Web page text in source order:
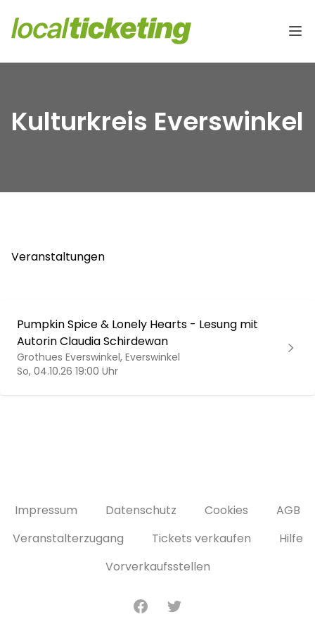
Kulturkreis Everswinkel
Veranstaltungen
Pumpkin Spice & Lonely Hearts - Lesung mit
Autorin Claudia Schirdewan
Grothues Everswinkel, Everswinkel
So, 04.10.26 19:00 Uhr
Impressum Datenschutz Cookies
AGB
Veranstalterzugang
Tickets verkaufen
Hilfe
Vorverkaufsstellen
FacebookTwitter